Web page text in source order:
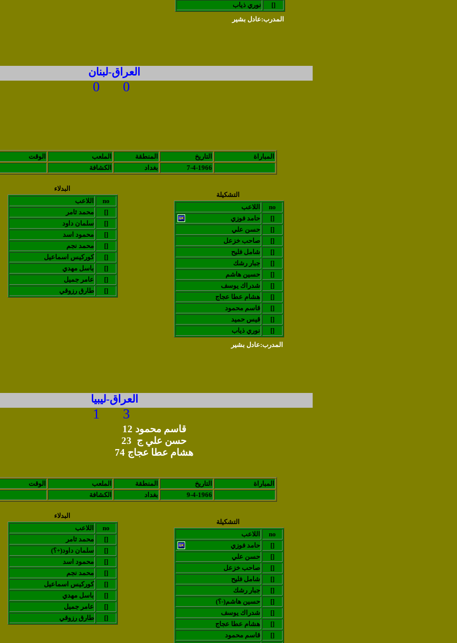
نوري ذياب
[]
المدرب:عادل بشير
العراق-لبنان
الوقت الملعب المنطقة التاريخ
المباراة
الكشافة
بغداد 7-4-1966
اللاعب
no
حامد فوزي
[]
حسن علي
[]
صاحب خزعل
[]
شامل فليح
[]
جبار رشك
[]
حسين هاشم
[]
شدراك يوسف
[]
هشام عطا عجاج
[]
قاسم محمود
[]
قيس حميد
[]
نوري ذياب
[]
التشكيلة
البدلاء
0
0
المدرب:عادل بشير
اللاعب
no
محمد ثامر
[]
سلمان داود
[]
محمود اسد
[]
محمد نجم
[]
كوركيس اسماعيل
[]
باسل مهدي
[]
عامر جميل
[]
طارق رزوقي
[]
العراق-ليبيا
الوقت الملعب المنطقة التاريخ
المباراة
الكشافة
بغداد 9-4-1966
اللاعب
no
حامد فوزي
[]
حسن علي
[]
صاحب خزعل
[]
شامل فليح
[]
جبار رشك
[]
(حسين هاشم(-؟
[]
شدراك يوسف
[]
هشام عطا عجاج
[]
قاسم محمود
[]
التشكيلة
البدلاء
3
1
اللاعب
no
محمد ثامر
[]
(سلمان داود(+؟
[]
محمود اسد
[]
محمد نجم
[]
كوركيس اسماعيل
[]
باسل مهدي
[]
عامر جميل
[]
طارق رزوقي
[]
قاسم محمود 12
حسن علي ج 23
هشام عطا عجاج 74